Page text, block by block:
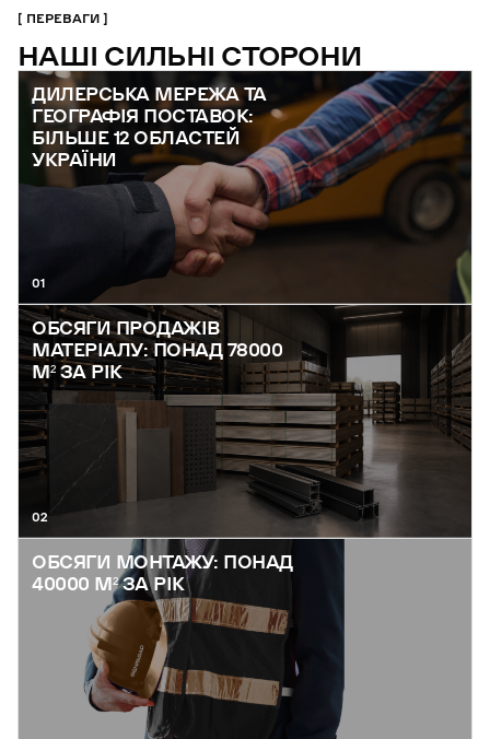
ПЕРЕВАГИ
НАШІ СИЛЬНІ СТОРОНИ
ДИЛЕРСЬКА МЕРЕЖА ТА
ГЕОГРАФІЯ ПОСТАВОК:
БІЛЬШЕ 12 ОБЛАСТЕЙ
УКРАЇНИ
01
ОБСЯГИ ПРОДАЖІВ
МАТЕРІАЛУ: ПОНАД 78000
М² ЗА РІК
02
ОБСЯГИ МОНТАЖУ: ПОНАД
40000 М² ЗА РІК